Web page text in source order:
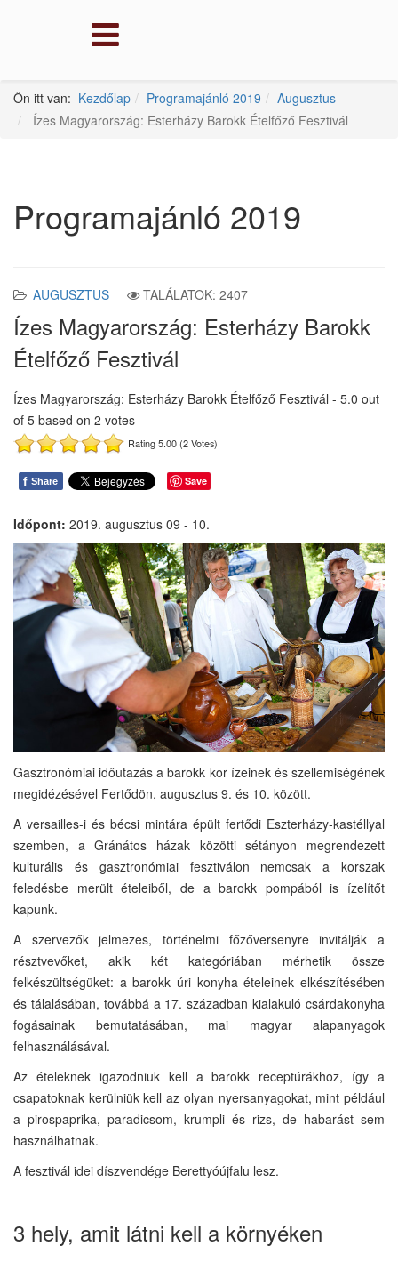
Ön itt van: Kezdőlap Programajánló 2019
Augusztus
Ízes Magyarország: Esterházy Barokk Ételfőző Fesztivál
Programajánló 2019
AUGUSZTUS TALÁLATOK: 2407
Ízes Magyarország: Esterházy Barokk
Ételfőző Fesztivál
Ízes Magyarország: Esterházy Barokk Ételfőző Fesztivál - 5.0 out
of 5 based on 2 votes
Rating 5.00 (2 Votes)
f Share Save
Időpont: 2019. augusztus 09 - 10.
Gasztronómiai időutazás a barokk kor ízeinek és szellemiségének
megidézésével Fertődön, augusztus 9. és 10. között.
A versailles-i és bécsi mintára épült fertődi Eszterházy-kastéllyal
szemben, a Gránátos házak közötti sétányon megrendezett
kulturális és gasztronómiai fesztiválon nemcsak a korszak
feledésbe merült ételeiből, de a barokk pompából is ízelítőt
kapunk.
A szervezők jelmezes, történelmi főzőversenyre invitálják a
résztvevőket, akik két kategóriában mérhetik össze
felkészültségüket: a barokk úri konyha ételeinek elkészítésében
és tálalásában, továbbá a 17. században kialakuló csárdakonyha
fogásainak bemutatásában, mai magyar alapanyagok
felhasználásával.
Az ételeknek igazodniuk kell a barokk receptúrákhoz, így a
csapatoknak kerülniük kell az olyan nyersanyagokat, mint például
a pirospaprika, paradicsom, krumpli és rizs, de habarást sem
használhatnak.
A fesztivál idei díszvendége Berettyóújfalu lesz.
3 hely, amit látni kell a környéken